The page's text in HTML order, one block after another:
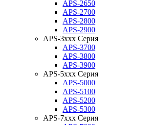
APS-2650
APS-2700
APS-2800
APS-2900
APS-3xxx Серия
APS-3700
APS-3800
APS-3900
APS-5xxx Серия
APS-5000
APS-5100
APS-5200
APS-5300
APS-7xxx Серия